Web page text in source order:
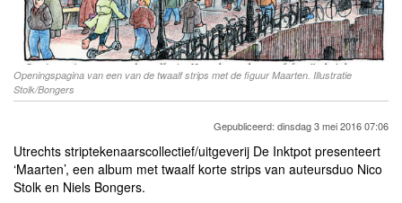
Openingspagina van een van de twaalf strips met de figuur Maarten. Illustratie
Stolk/Bongers
Gepubliceerd: dinsdag 3 mei 2016 07:06
Utrechts striptekenaarscollectief/uitgeverij De Inktpot presenteert
‘Maarten’, een album met twaalf korte strips van auteursduo Nico
Stolk en Niels Bongers.